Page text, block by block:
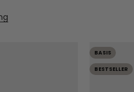
BASIS
BESTSELLER